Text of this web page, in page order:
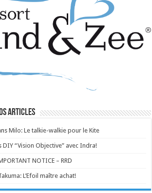
articles
Milo: Le talkie-walkie pour le Kite
DIY “Vision Objective” avec Indra!
NOTICE – RRD
L’Efoil maître achat!